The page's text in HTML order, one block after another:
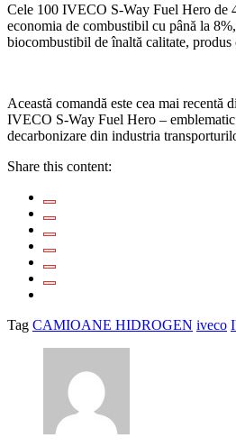
Cele 100 IVECO S-Way Fuel Hero de
economia de combustibil cu până la
biocombustibil de înaltă calitate,
Această comandă este cea mai
IVECO S-Way Fuel Hero –
decarbonizare din industria
Share this content:
Tag CAMIOANE HIDROGEN iveco